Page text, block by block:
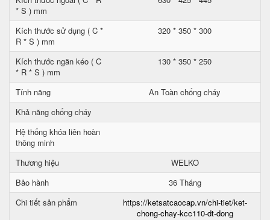
* S ) mm
Kích thước sử dụng ( C *
R * S ) mm
320 * 350 * 300
Kích thước ngăn kéo ( C
* R * S ) mm
130 * 350 * 250
Tính năng
An Toàn chống cháy
Khả năng chống cháy
Hệ thống khóa liên hoàn
thông minh
Thương hiệu
WELKO
Bảo hành
36 Tháng
Chi tiết sản phẩm
https://ketsatcaocap.vn/chi-tiet/ket-
chong-chay-kcc110-dt-dong